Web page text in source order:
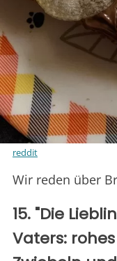
reddit
Wir reden über
15. "Die
Vaters: